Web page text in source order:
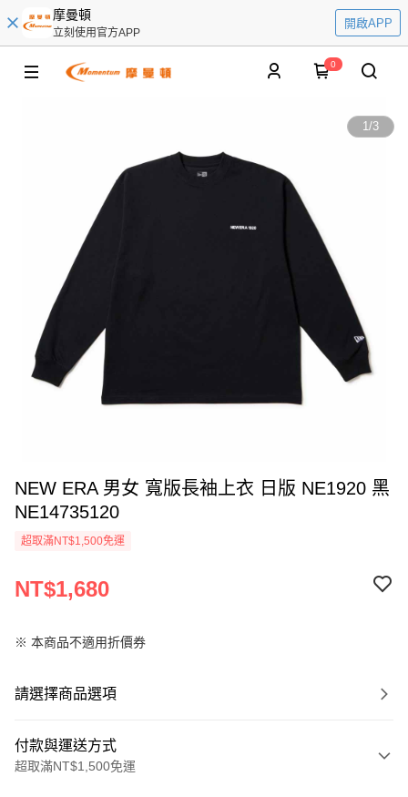
摩曼頓
立刻使用官方APP
開啟APP
0
1/3
NEW ERA 男女 寬版長袖上衣 日版 NE1920 黑
NE14735120
超取滿NT$1,500免運
NT$1,680
※ 本商品不適用折價券
請選擇商品選項
付款與運送方式
超取滿NT$1,500免運